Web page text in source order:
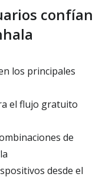
confían
los principales
el flujo gratuito
de
desde el